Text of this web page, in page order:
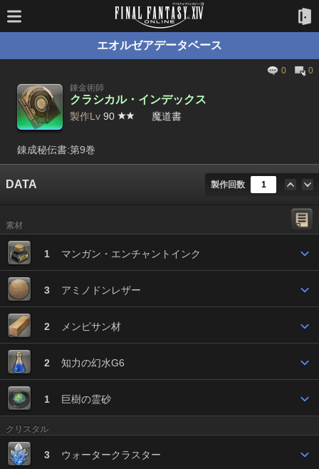
エオルゼアデータベース
0
0
錬金術師
クラシカル・インデックス
製作Lv 90 魔道書
錬成秘伝書:第9巻
DATA 製作回数
素材
1 マンガン・エンチャントインク
3 アミノドンレザー
2 メンピサン材
2 知力の幻水G6
1 巨樹の霊砂
クリスタル
3 ウォータークラスター